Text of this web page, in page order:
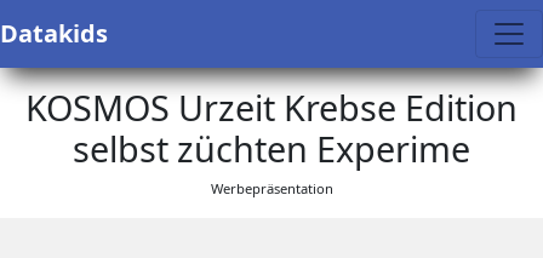
Datakids
KOSMOS Urzeit Krebse Edition
selbst züchten Experime
Werbepräsentation